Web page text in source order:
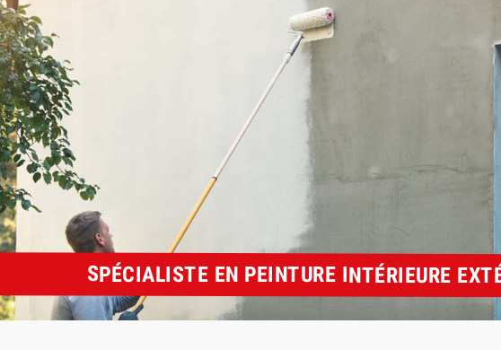
SPÉCIALISTE EN PEINTURE INTÉRIEURE